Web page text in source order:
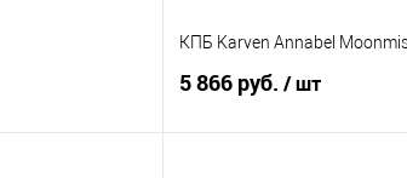
КПБ Karven Annabel
5 866 руб. / шт